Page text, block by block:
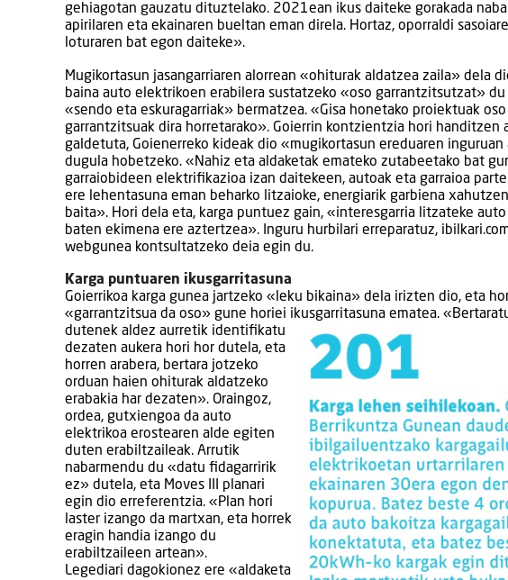
gehiagotan gauzatu dituztelako. 2021ean ikus daiteke gorakada
apirilaren eta ekainaren bueltan eman direla. Hortaz, oporraldi
loturaren bat egon daiteke».
Mugikortasun jasangarriaren alorrean «ohiturak aldatzea zaila» dela
baina auto elektrikoen erabilera sustatzeko «oso garrantzitsutzat» du
«sendo eta eskuragarriak» bermatzea. «Gisa honetako proiektuak oso
garrantzitsuak dira horretarako». Goierrin kontzientzia hori handitzen
galdetuta, Goienerreko kideak dio «mugikortasun ereduaren inguruan
dugula hobetzeko. «Nahiz eta aldaketak emateko zutabeetako bat
garraiobideen elektrifikazioa izan daitekeen, autoak eta garraioa
ere lehentasuna eman beharko litzaioke, energiarik garbiena
baita». Hori dela eta, karga puntuez gain, «interesgarria litzateke
baten ekimena ere aztertzea». Inguru hurbilari erreparatuz,
webgunea kontsultatzeko deia egin du.
Karga puntuaren ikusgarritasuna
Goierrikoa karga gunea jartzeko «leku bikaina» dela irizten dio, eta
«garrantzitsua da oso» gune horiei ikusgarritasuna ematea.
dutenek aldez aurretik identifikatu
dezaten aukera hori hor dutela, eta
horren arabera, bertara jotzeko
orduan haien ohiturak aldatzeko
erabakia har dezaten». Oraingoz,
ordea, gutxiengoa da auto
elektrikoa erostearen alde egiten
duten erabiltzaileak. Arrutik
nabarmendu du «datu fidagarririk
ez» dutela, eta Moves III planari
egin dio erreferentzia. «Plan hori
laster izango da martxan, eta horrek
eragin handia izango du
erabiltzaileen artean».
Legediari dagokionez ere «aldaketa